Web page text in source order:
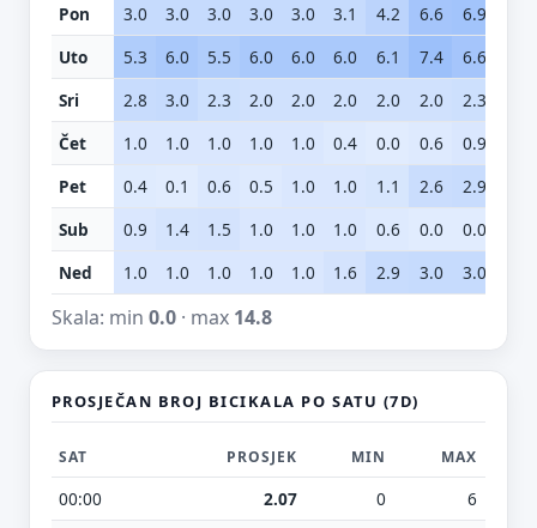
Pon 3.0 3.0 3.0 3.0 3.0 3.1 4.2 6.6 6.9
Uto
5.3 6.0 5.5 6.0 6.0 6.0 6.1 7.4 6.6
Sri
2.8 3.0 2.3 2.0 2.0 2.0 2.0 2.0 2.3
Čet
1.0 1.0 1.0 1.0 1.0 0.4 0.0 0.6 0.9
Pet
0.4 0.1 0.6 0.5 1.0 1.0 1.1 2.6 2.9
Sub
0.9 1.4 1.5 1.0 1.0 1.0 0.6 0.0 0.0
Ned
1.0 1.0 1.0 1.0 1.0 1.6 2.9 3.0 3.0
Skala: min 0.0· max 14.8
PROSJEČAN BROJ BICIKALA PO SATU (7D)
SAT PROSJEK MIN MAX
00:00 2.07 0
6